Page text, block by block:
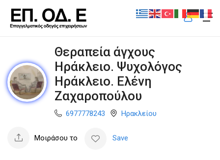
Θεραπεία άγχους
Ηράκλειο. Ψυχολόγος
Ηράκλειο. Ελένη
Ζαχαροπούλου
6977778243 Ηρακλείου
Μοιράσου το Save